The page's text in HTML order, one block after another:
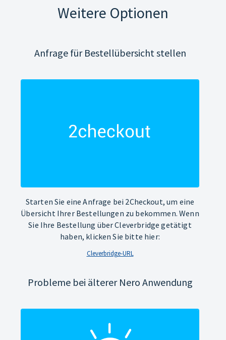
Weitere Optionen
Anfrage für Bestellübersicht stellen
Starten Sie eine Anfrage bei 2Checkout, um eine
Übersicht Ihrer Bestellungen zu bekommen. Wenn
Sie Ihre Bestellung über Cleverbridge getätigt
haben, klicken Sie bitte hier:
Cleverbridge-URL
Probleme bei älterer Nero Anwendung